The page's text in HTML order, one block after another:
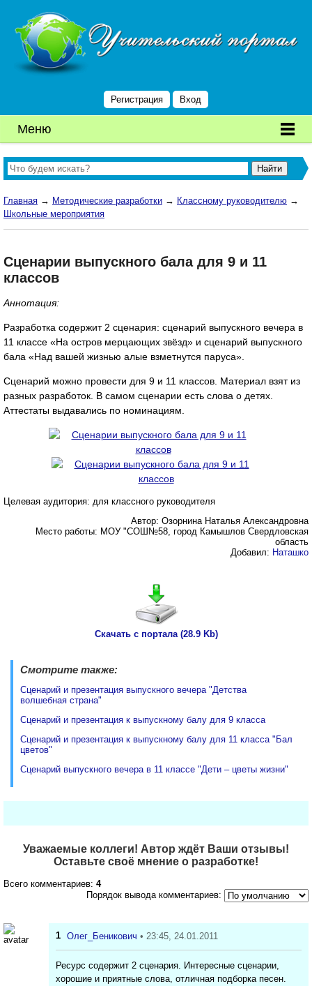
Регистрация Вход
Меню
Главная → Методические разработки → Классному руководителю →
Школьные мероприятия
Сценарии выпускного бала для 9 и 11
классов
Аннотация:
Разработка содержит 2 сценария: сценарий выпускного вечера в
11 классе «На остров мерцающих звёзд» и сценарий выпускного
бала «Над вашей жизнью алые взметнутся паруса».
Сценарий можно провести для 9 и 11 классов. Материал взят из
разных разработок. В самом сценарии есть слова о детях.
Аттестаты выдавались по номинациям.
Целевая аудитория: для классного руководителя
Автор: Озорнина Наталья Александровна
Место работы: МОУ "СОШ№58, город Камышлов Свердловская
область
Добавил: Наташко
Скачать с портала (28.9 Kb)
Смотрите также:
Сценарий и презентация выпускного вечера "Детства
волшебная страна"
Сценарий и презентация к выпускному балу для 9 класса
Сценарий и презентация к выпускному балу для 11 класса "Бал
цветов"
Сценарий выпускного вечера в 11 классе "Дети – цветы жизни"
Уважаемые коллеги! Автор ждёт Ваши отзывы!
Оставьте своё мнение о разработке!
Всего комментариев: 4
Порядок вывода комментариев:
1 Олег_Беникович • 23:45, 24.01.2011
Ресурс содержит 2 сценария. Интересные сценарии,
хорошие и приятные слова, отличная подборка песен.